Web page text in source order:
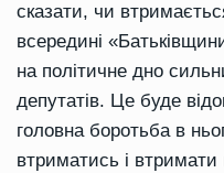
сказати, чи
всередині
на політичне дно
депутатів. Це буде
головна боротьба в
втриматись і